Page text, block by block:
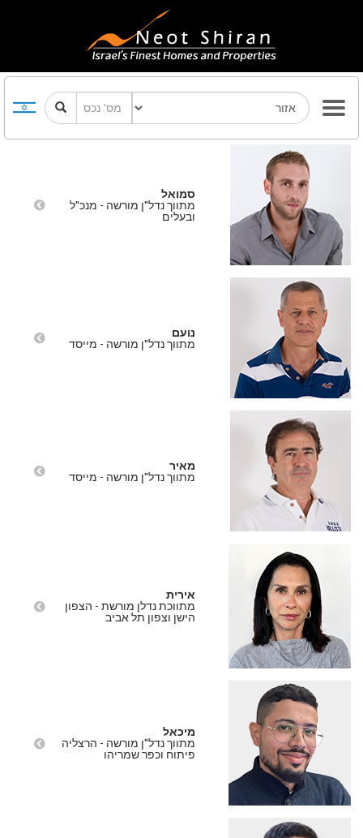
סמואל
מתווך נדל"ן מורשה - מנכ"ל
ובעלים
נועם
מתווך נדל"ן מורשה - מייסד
מאיר
מתווך נדל"ן מורשה - מייסד
אירית
מתווכת נדלן מורשת - הצפון
הישן וצפון תל אביב
מיכאל
מתווך נדל"ן מורשה - הרצליה
פיתוח וכפר שמריהו